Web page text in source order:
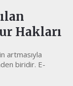
Hakları
artmasıyla
biridir. E-